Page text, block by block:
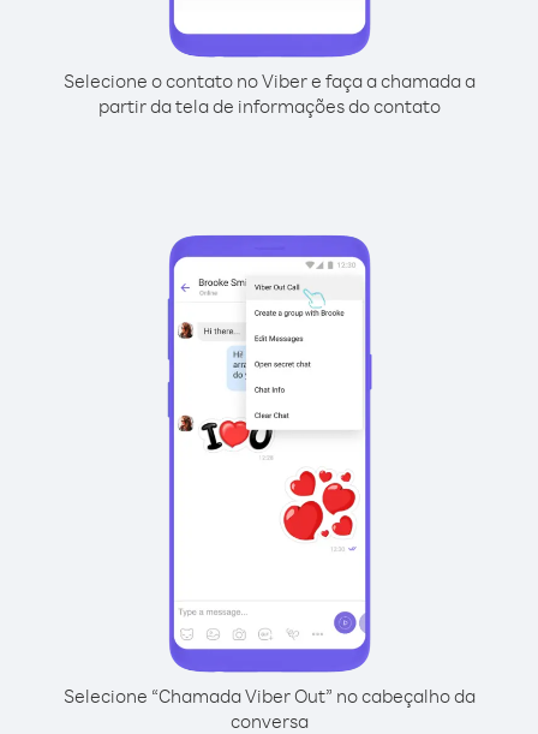
Selecione o contato no Viber e faça a chamada a
partir da tela de informações do contato
Selecione “Chamada Viber Out” no cabeçalho da
conversa